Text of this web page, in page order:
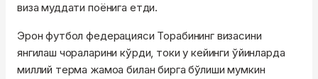
виза муддати поёнига етди.
Эрон футбол федерацияси Торабининг визасини
янгилаш чораларини кўрди, токи у кейинги ўйинларда
миллий терма жамоа билан бирга бўлиши мумкин